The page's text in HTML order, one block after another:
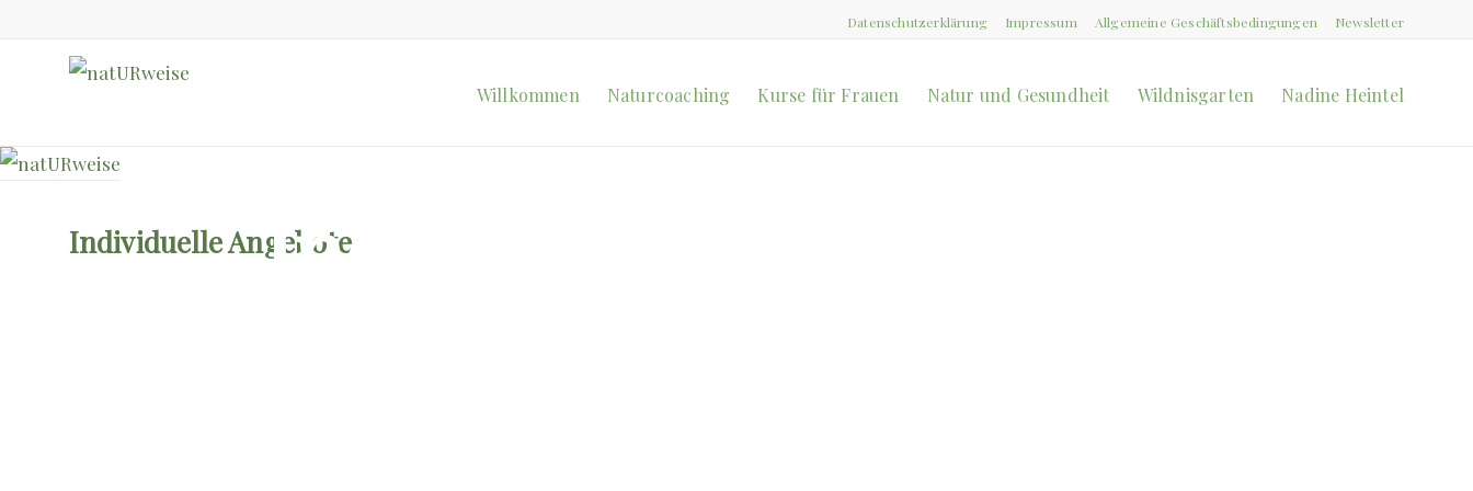
Datenschutzerklärung Impressum Allgemeine Geschäftsbedingungen Newsletter
Willkommen Naturcoaching Kurse für Frauen Natur und Gesundheit Wildnisgarten Nadine Heintel
Individuelle AngeboteIndividuelle Angebote